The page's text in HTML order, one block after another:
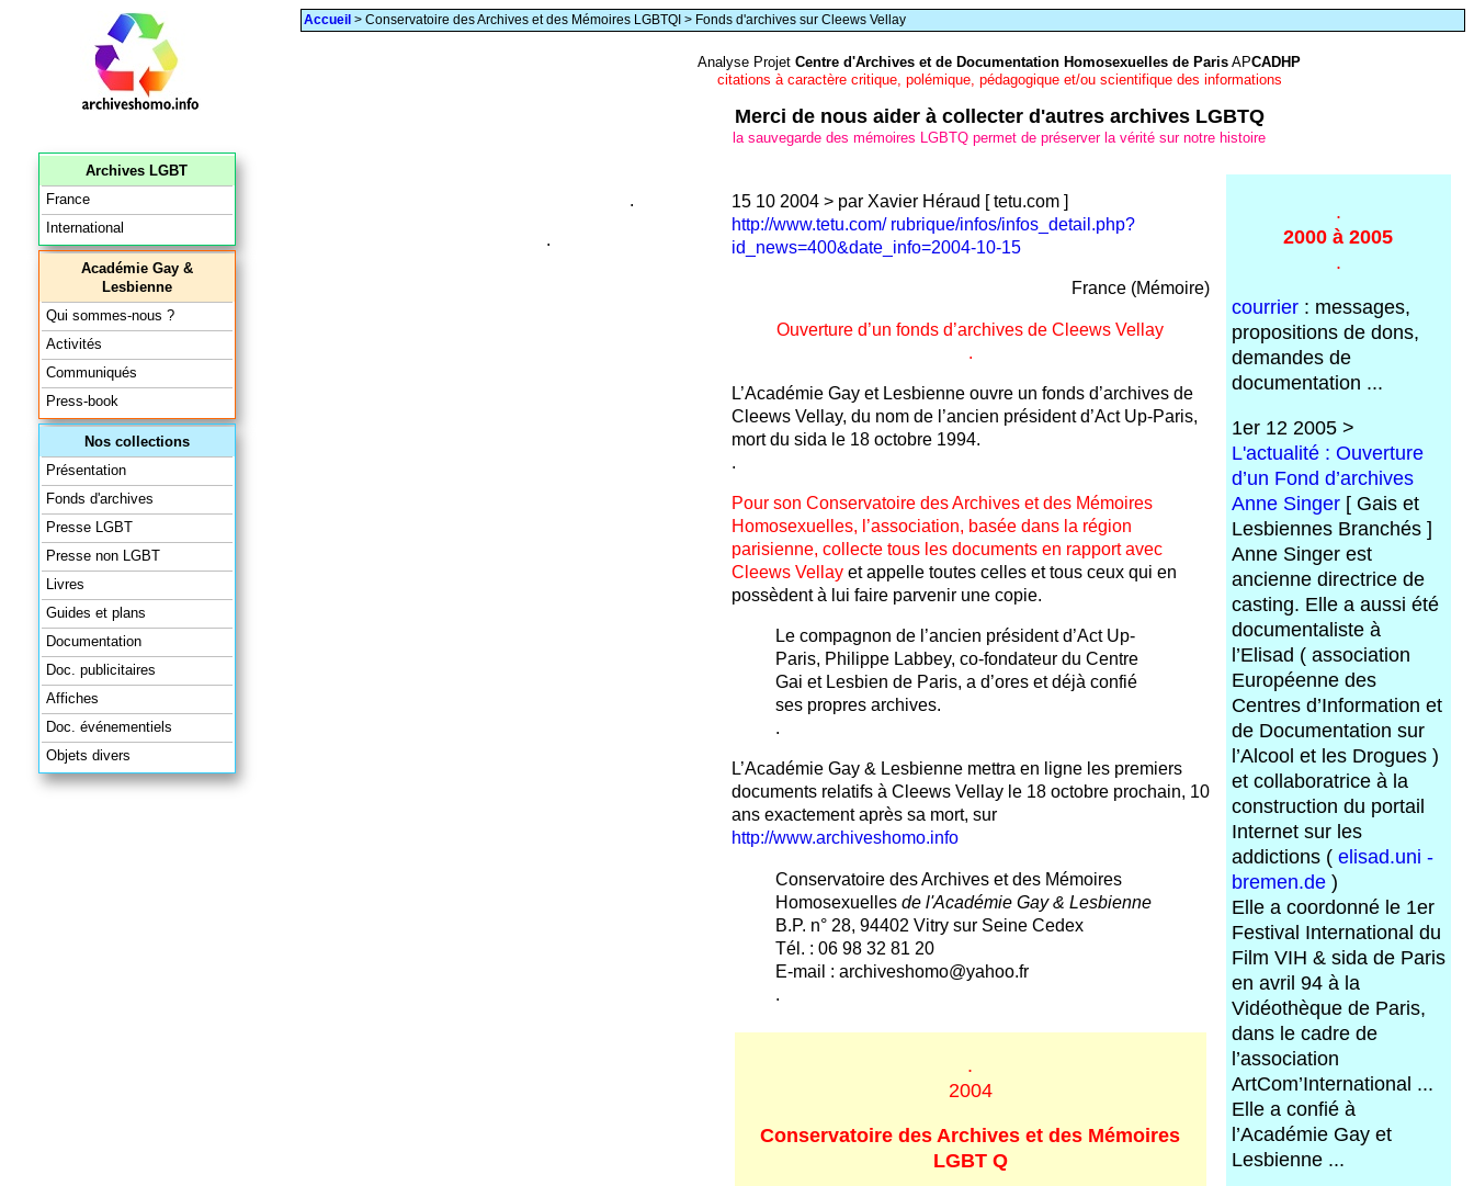
Accueil > Conservatoire des Archives et des Mémoires LGBTQI > Fonds d'archives sur Cleews Vellay
Analyse ProjetCentre d'Archives et de Documentation Homosexuelles de Paris APCADHP
citations à caractère critique, polémique, pédagogique et/ou scientifique des informations
Merci de nous aider à collecter d'autres archives LGBTQ
la sauvegarde des mémoires LGBTQ permet de préserver la vérité sur notre histoire
.
.
15 10 2004 > par Xavier Héraud [ tetu.com ]
http://www.tetu.com/ rubrique/infos/infos_detail.php?
id_news=400&date_info=2004-10-15
France (Mémoire)
Ouverture d’un fonds d’archives de Cleews Vellay
.
L’Académie Gay et Lesbienne ouvre un fonds d’archives de
Cleews Vellay, du nom de l’ancien président d’Act Up-Paris,
mort du sida le 18 octobre 1994.
.
Pour son Conservatoire des Archives et des Mémoires
Homosexuelles, l’association, basée dans la région
parisienne, collecte tous les documents en rapport avec
Cleews Vellayet appelle toutes celles et tous ceux qui en
possèdent à lui faire parvenir une copie.
Le compagnon de l’ancien président d’Act Up-
Paris, Philippe Labbey, co-fondateur du Centre
Gai et Lesbien de Paris, a d’ores et déjà confié
ses propres archives.
.
L’Académie Gay & Lesbienne mettra en ligne les premiers
documents relatifs à Cleews Vellay le 18 octobre prochain, 10
ans exactement après sa mort, sur
http://www.archiveshomo.info
Conservatoire des Archives et des Mémoires
Homosexuelles de l'Académie Gay & Lesbienne
B.P. n° 28, 94402 Vitry sur Seine Cedex
Tél. : 06 98 32 81 20
E-mail : archiveshomo@yahoo.fr
.
2004
Conservatoire des Archives et des Mémoires
LGBT Q
.
2000 à 2005
.
courrier: messages,
propositions de dons,
demandes de
documentation ...
1er 12 2005 >
L'actualité : Ouverture
d’un Fond d’archives
Anne Singer[ Gais et
Lesbiennes Branchés ]
Anne Singer est
ancienne directrice de
casting. Elle a aussi été
documentaliste à
l’Elisad ( association
Européenne des
Centres d’Information et
de Documentation sur
l’Alcool et les Drogues )
et collaboratrice à la
construction du portail
Internet sur les
addictions ( elisad.uni -
bremen.de)
Elle a coordonné le 1er
Festival International du
Film VIH & sida de Paris
en avril 94 à la
Vidéothèque de Paris,
dans le cadre de
l’association
ArtCom’International ...
Elle a confié à
l’Académie Gay et
Lesbienne ...
Archives LGBT
France
International
Académie Gay &
Lesbienne
Qui sommes-nous ?
Activités
Communiqués
Press-book
Nos collections
Présentation
Fonds d'archives
Presse LGBT
Presse non LGBT
Livres
Guides et plans
Documentation
Doc. publicitaires
Affiches
Doc. événementiels
Objets divers